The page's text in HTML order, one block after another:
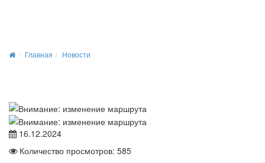
Главная Новости
16.12.2024
Количество просмотров: 585